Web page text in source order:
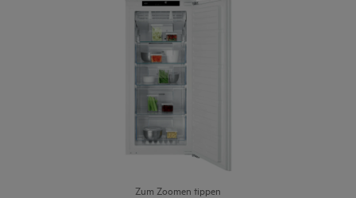
Zum Zoomen tippen